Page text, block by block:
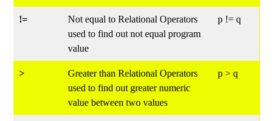
!=
Not equal to Relational Operators
used to find out not equal program
value
p != q
>
Greater than Relational Operators
used to find out greater numeric
value between two values
p > q